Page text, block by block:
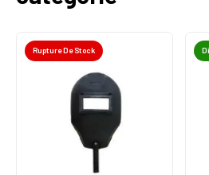
Rupture De Stock